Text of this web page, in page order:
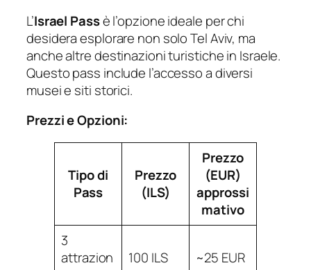
L’Israel Passè l’opzione ideale per chi
desidera esplorare non solo Tel Aviv, ma
anche altre destinazioni turistiche in Israele.
Questo pass include l’accesso a diversi
musei e siti storici.
Prezzi e Opzioni:
Tipo di
Pass
Prezzo
(ILS)
Prezzo
(EUR)
approssi
mativo
3
attrazion
100 ILS ~25 EUR